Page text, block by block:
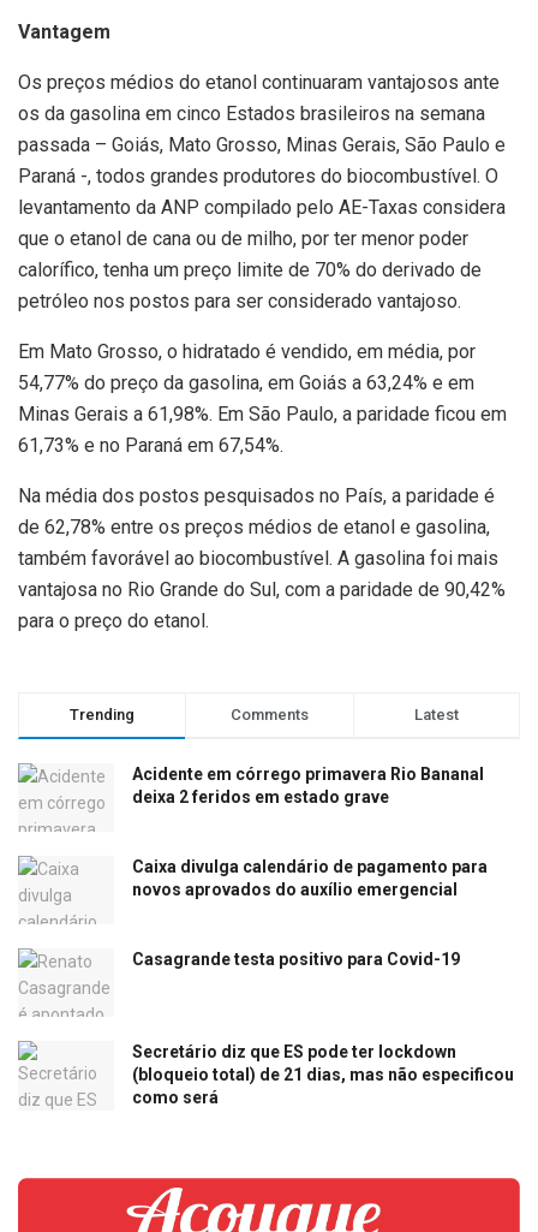
Vantagem
Os preços médios do etanol continuaram vantajosos ante
os da gasolina em cinco Estados brasileiros na semana
passada – Goiás, Mato Grosso, Minas Gerais, São Paulo e
Paraná -, todos grandes produtores do biocombustível. O
levantamento da ANP compilado pelo AE-Taxas considera
que o etanol de cana ou de milho, por ter menor poder
calorífico, tenha um preço limite de 70% do derivado de
petróleo nos postos para ser considerado vantajoso.
Em Mato Grosso, o hidratado é vendido, em média, por
54,77% do preço da gasolina, em Goiás a 63,24% e em
Minas Gerais a 61,98%. Em São Paulo, a paridade ficou em
61,73% e no Paraná em 67,54%.
Na média dos postos pesquisados no País, a paridade é
de 62,78% entre os preços médios de etanol e gasolina,
também favorável ao biocombustível. A gasolina foi mais
vantajosa no Rio Grande do Sul, com a paridade de 90,42%
para o preço do etanol.
Trending Comments Latest
Acidente em córrego primavera Rio Bananal
deixa 2 feridos em estado grave
Caixa divulga calendário de pagamento para
novos aprovados do auxílio emergencial
Casagrande testa positivo para Covid-19
Secretário diz que ES pode ter lockdown
(bloqueio total) de 21 dias, mas não especificou
como será